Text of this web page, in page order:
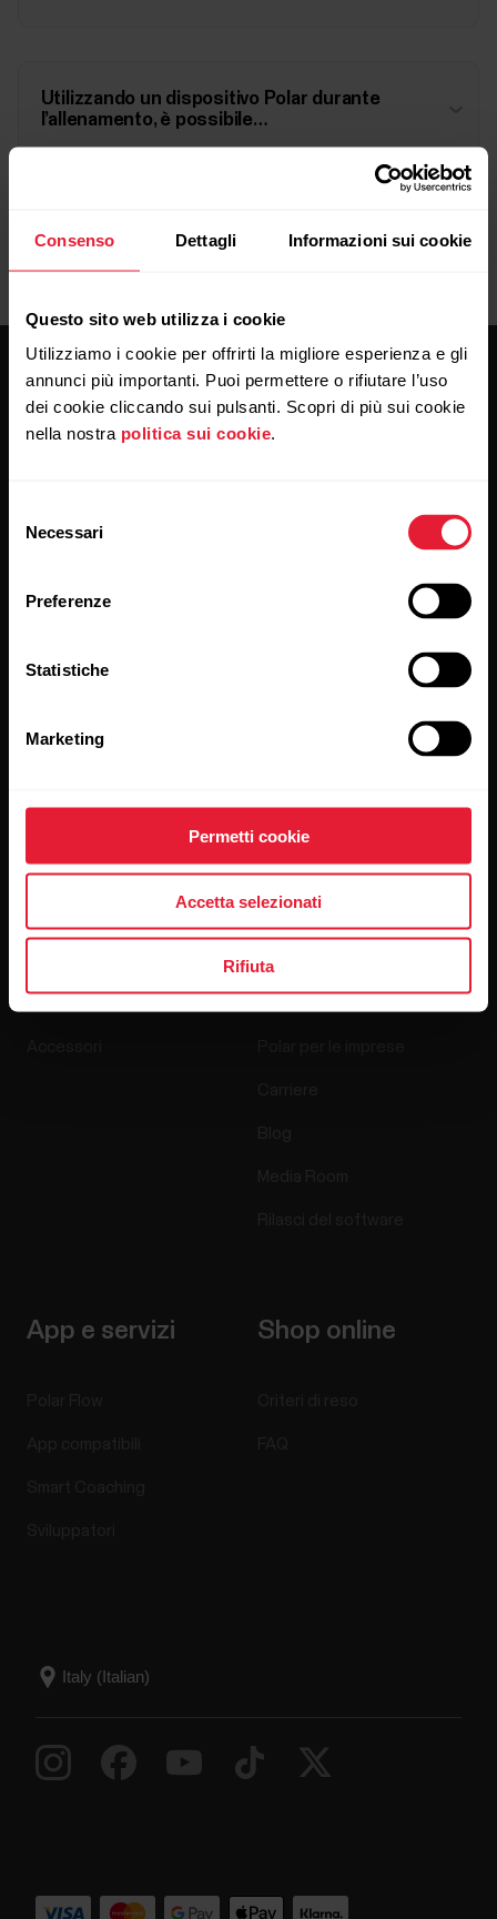
Consenso Dettagli Informazioni sui cookie
Questo sito web utilizza i cookie
Utilizziamo i cookie per offrirti la migliore esperienza e gli
annunci più importanti. Puoi permettere o rifiutare l’uso
dei cookie cliccando sui pulsanti. Scopri di più sui cookie
nella nostra politica sui cookie.
delNecessari
Preferenze
Statistiche
Marketing
Permetti cookie
Accetta selezionati
Rifiuta
Utilizzando un dispositivo Polar durante
l’allenamento, è possibile…
e confermi di avere letto la nostrainformativa sulla privacy.
Su Polar
Chi siamo
App e servizi Shop online